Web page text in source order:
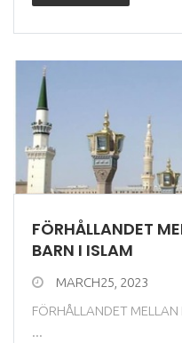
FÖRHÅLLANDET
BARN I ISLAM
MARCH25, 2023
FÖRHÅLLANDET
...